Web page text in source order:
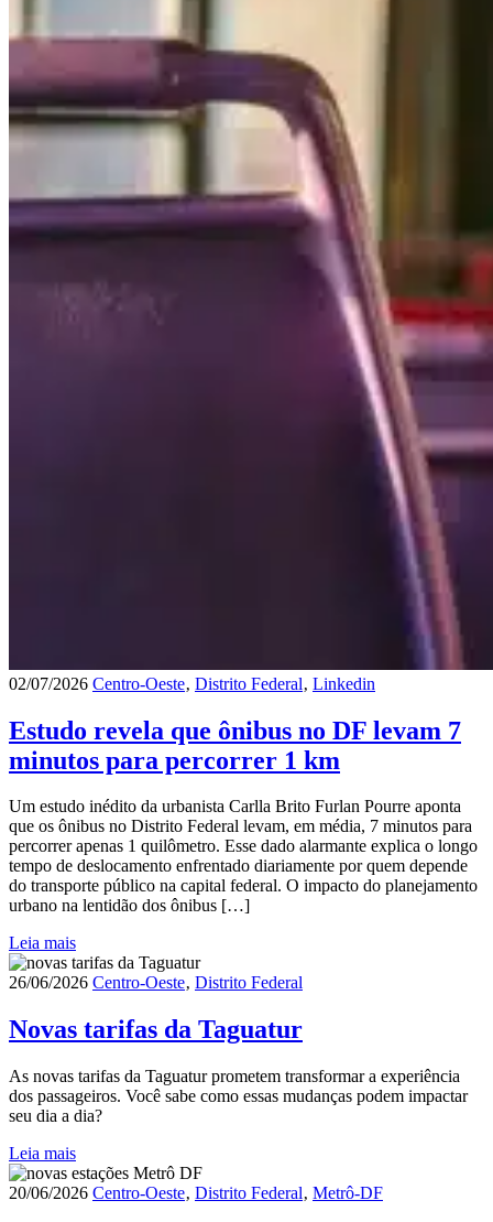
02/07/2026 Centro-Oeste‚ Distrito Federal‚ Linkedin
Estudo revela que ônibus no DF levam 7
minutos para percorrer 1 km
Um estudo inédito da urbanista Carlla Brito Furlan Pourre aponta
que os ônibus no Distrito Federal levam, em média, 7 minutos para
percorrer apenas 1 quilômetro. Esse dado alarmante explica o longo
tempo de deslocamento enfrentado diariamente por quem depende
do transporte público na capital federal. O impacto do planejamento
urbano na lentidão dos ônibus […]
Leia mais
26/06/2026 Centro-Oeste‚ Distrito Federal
Novas tarifas da Taguatur
As novas tarifas da Taguatur prometem transformar a experiência
dos passageiros. Você sabe como essas mudanças podem impactar
seu dia a dia?
Leia mais
20/06/2026 Centro-Oeste‚ Distrito Federal‚ Metrô-DF